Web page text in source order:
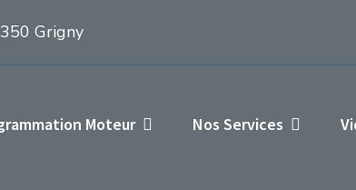
Grigny
Moteur Nos Services